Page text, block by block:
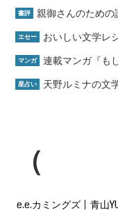
書評 親御さんのための
エセー おいしい文学レ
マンガ 連載マンガ『も
星占い 天野ルミナの文
e.e.カミングズ 青山